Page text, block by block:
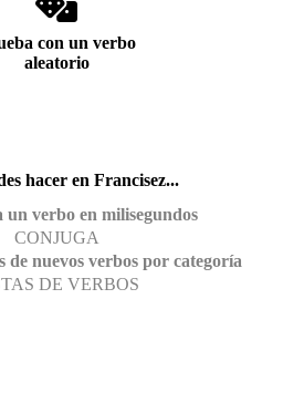
con un verbo
aleatorio
hacer en Francisez...
un verbo en milisegundos
CONJUGA
de nuevos verbos por categoría
DE VERBOS